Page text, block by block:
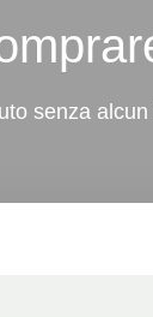
senza